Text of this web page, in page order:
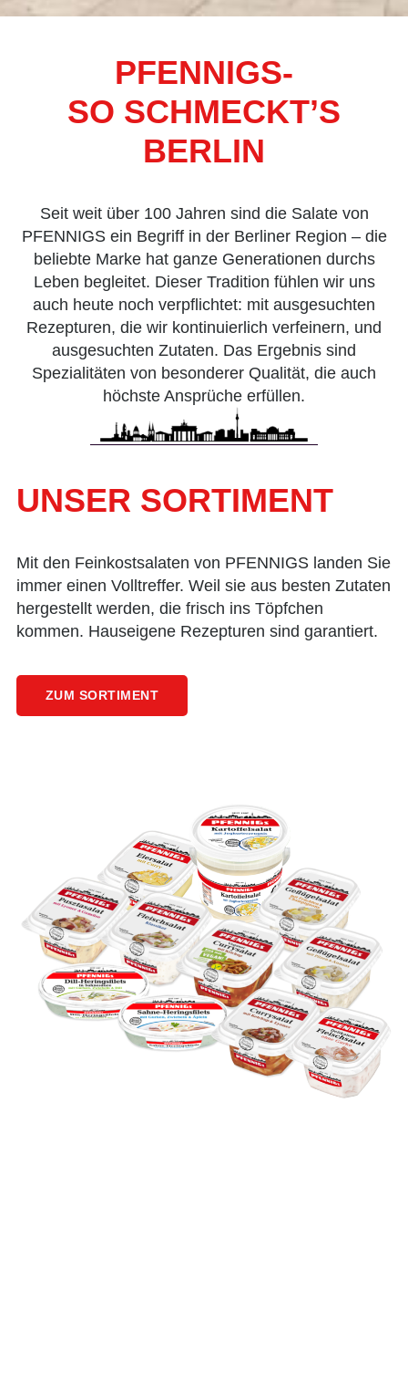
PFENNIGS-
SO SCHMECKT’S
BERLIN
Seit weit über 100 Jahren sind die Salate von
PFENNIGS ein Begriff in der Berliner Region – die
beliebte Marke hat ganze Generationen durchs
Leben begleitet. Dieser Tradition fühlen wir uns
auch heute noch verpflichtet: mit ausgesuchten
Rezepturen, die wir kontinuierlich verfeinern, und
ausgesuchten Zutaten. Das Ergebnis sind
Spezialitäten von besonderer Qualität, die auch
höchste Ansprüche erfüllen.
UNSER SORTIMENT
Mit den Feinkostsalaten von PFENNIGS landen Sie
immer einen Volltreffer. Weil sie aus besten Zutaten
hergestellt werden, die frisch ins Töpfchen
kommen. Hauseigene Rezepturen sind garantiert.
ZUM SORTIMENT